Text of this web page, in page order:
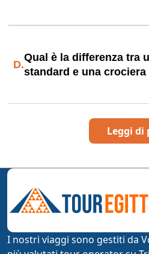
D.
Qual è la differenza tra
standard e una
Leggi di
I nostri viaggi sono gestiti da